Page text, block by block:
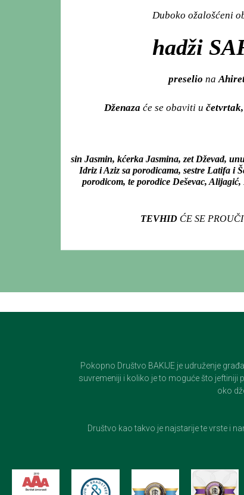
Duboko ožalošćeni
hadži
preselio na
Dženaza će se obaviti u
sin Jasmin, kćerka Jasmina, zet Dževad,
Idriz i Aziz sa porodicama, sestre Latifa i
porodicom, te porodice Deševac,
TEVHID ĆE SE
Pokopno Društvo BAKIJE je udruženje
suvremeniji i koliko je to moguće što
oko
Društvo kao takvo je najstarije te vrste i